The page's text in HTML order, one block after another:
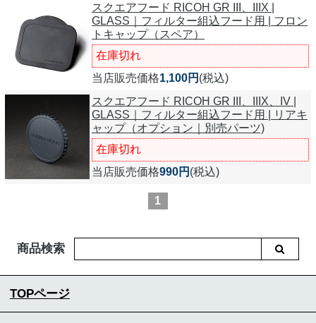
スクエアフード RICOH GR III、IIIX |
GLASS｜フィルター組込フード用 | フロン
トキャップ（スペア）
在庫切れ
当店販売価格1,100円 (税込)
スクエアフード RICOH GR III、IIIX、IV |
GLASS｜フィルター組込フード用 | リアキ
ャップ（オプション｜別売パーツ)
在庫切れ
当店販売価格990円 (税込)
1
商品検索
TOPページ